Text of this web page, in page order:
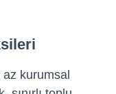
az kurumsal